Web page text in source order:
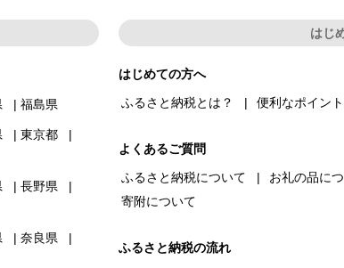
福島県
東京都
長野県
奈良県
はじ
はじめての方へ
ふるさと納税とは？
便利なポイント
よくあるご質問
ふるさと納税について
お礼の品に
寄附について
ふるさと納税の流れ